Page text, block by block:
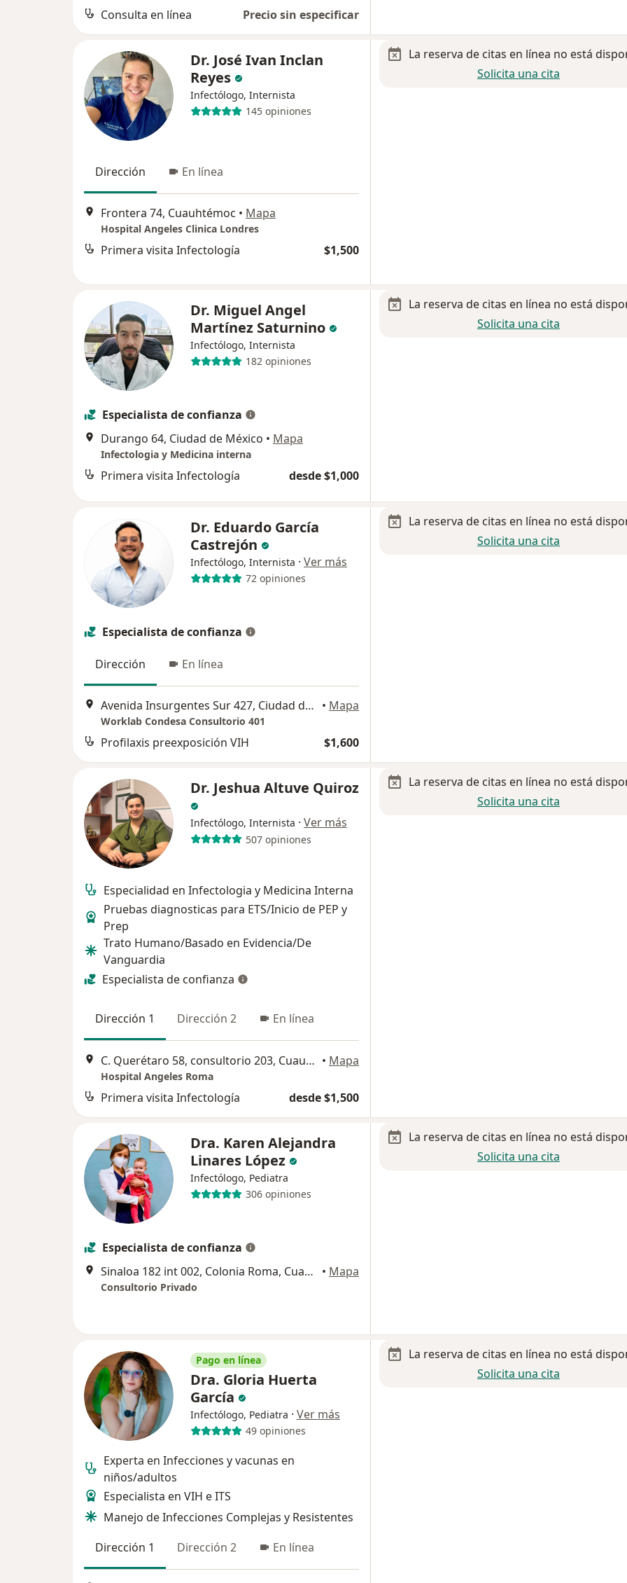
Consulta en línea Precio sin especificar
Dr. José Ivan Inclan
Reyes
Infectólogo, Internista
145 opiniones
Dirección En línea
Frontera 74, Cuauhtémoc • Mapa
Hospital Angeles Clinica Londres
Primera visita Infectología $1,500
La reserva de citas en línea no está
Solicita una cita
Dr. Miguel Angel
Martínez Saturnino
Infectólogo, Internista
182 opiniones
Especialista de confianza
Durango 64, Ciudad de México • Mapa
Infectologia y Medicina interna
Primera visita Infectología desde $1,000
La reserva de citas en línea no está
Solicita una cita
Dr. Eduardo García
Castrejón
Infectólogo, Internista · Ver más
72 opiniones
Especialista de confianza
Dirección En línea
Avenida Insurgentes Sur 427, Ciudad de México • Mapa
Worklab Condesa Consultorio 401
Profilaxis preexposición VIH $1,600
La reserva de citas en línea no está
Solicita una cita
Dr. Jeshua Altuve Quiroz
Infectólogo, Internista · Ver más
507 opiniones
Especialidad en Infectologia y Medicina Interna
Pruebas diagnosticas para ETS/Inicio de PEP y
Prep
Trato Humano/Basado en Evidencia/De
Vanguardia
Especialista de confianza
Dirección 1 Dirección 2 En línea
C. Querétaro 58, consultorio 203, Cuauhtémoc • Mapa
Hospital Angeles Roma
Primera visita Infectología desde $1,500
La reserva de citas en línea no está
Solicita una cita
Dra. Karen Alejandra
Linares López
Infectólogo, Pediatra
306 opiniones
Especialista de confianza
Sinaloa 182 int 002, Colonia Roma, Cuauhtémoc
• Mapa
Consultorio Privado
La reserva de citas en línea no está
Solicita una cita
Pago en línea
Dra. Gloria Huerta
García
Infectólogo, Pediatra · Ver más
49 opiniones
Experta en Infecciones y vacunas en
niños/adultos
Especialista en VIH e ITS
Manejo de Infecciones Complejas y Resistentes
Dirección 1
Dirección 2 En línea
La reserva de citas en línea no está
Solicita una cita